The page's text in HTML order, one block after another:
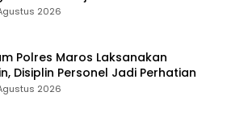
Penambang
2026
Polres Maros Laksanakan
Disiplin Personel Jadi Perhatian
2026